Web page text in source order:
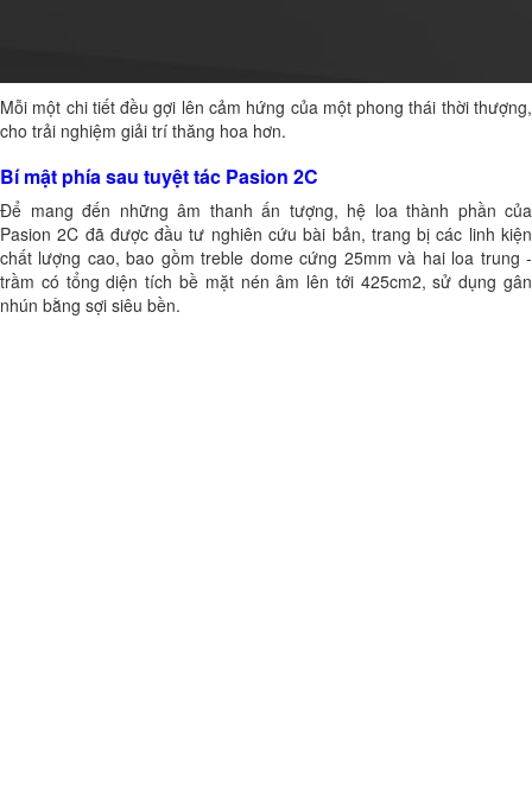
Mỗi một chi tiết đều gợi lên cảm hứng của một phong thái thời thượng,
cho trải nghiệm giải trí thăng hoa hơn.
Bí mật phía sau tuyệt tác Pasion 2C
Để mang đến những âm thanh ấn tượng, hệ loa thành phần của
Pasion 2C đã được đầu tư nghiên cứu bài bản, trang bị các linh kiện
chất lượng cao, bao gồm treble dome cứng 25mm và hai loa trung -
trầm có tổng diện tích bề mặt nén âm lên tới 425cm2, sử dụng gân
nhún bằng sợi siêu bền.